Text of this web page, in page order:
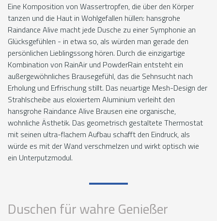
Eine Komposition von Wassertropfen, die über den Körper
tanzen und die Haut in Wohlgefallen hüllen: hansgrohe
Raindance Alive macht jede Dusche zu einer Symphonie an
Glücksgefühlen - in etwa so, als würden man gerade den
persönlichen Lieblingssong hören. Durch die einzigartige
Kombination von RainAir und PowderRain entsteht ein
außergewöhnliches Brausegefühl, das die Sehnsucht nach
Erholung und Erfrischung stillt. Das neuartige Mesh-Design der
Strahlscheibe aus eloxiertem Aluminium verleiht den
hansgrohe Raindance Alive Brausen eine organische,
wohnliche Ästhetik. Das geometrisch gestaltete Thermostat
mit seinen ultra-flachem Aufbau schafft den Eindruck, als
würde es mit der Wand verschmelzen und wirkt optisch wie
ein Unterputzmodul.
Duschen für wahre Genießer